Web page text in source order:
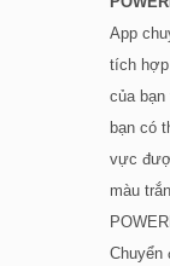
App
tích hợp
của bạn
bạn có
vực
màu
Chuyển